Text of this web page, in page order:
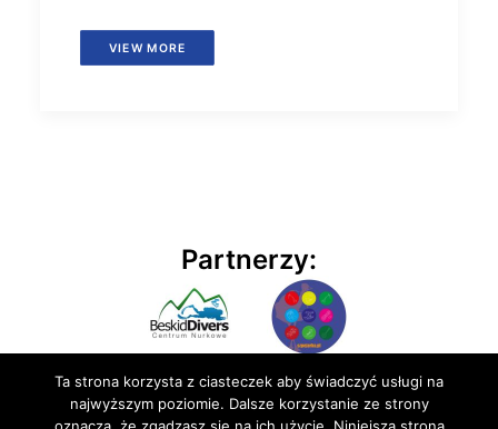
VIEW MORE
Partnerzy:
Ta strona korzysta z ciasteczek aby świadczyć usługi na
najwyższym poziomie. Dalsze korzystanie ze strony